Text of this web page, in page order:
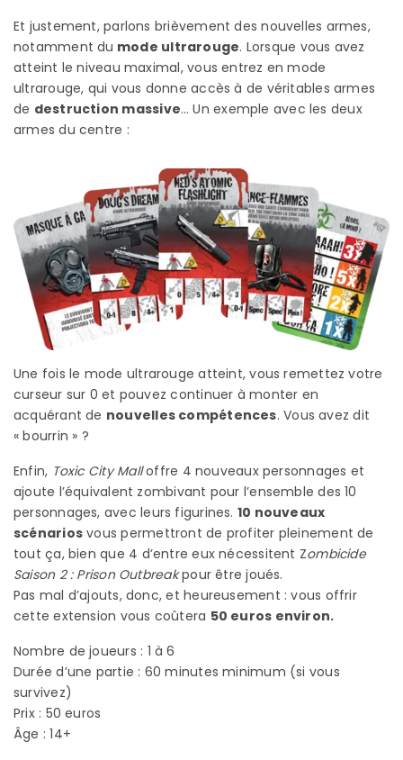
Et justement, parlons brièvement des nouvelles armes,
notamment du mode ultrarouge. Lorsque vous avez
atteint le niveau maximal, vous entrez en mode
ultrarouge, qui vous donne accès à de véritables armes
de destruction massive… Un exemple avec les deux
armes du centre :
Une fois le mode ultrarouge atteint, vous remettez votre
curseur sur 0 et pouvez continuer à monter en
acquérant de nouvelles compétences. Vous avez dit
« bourrin » ?
Enfin, Toxic City Malloffre 4 nouveaux personnages et
ajoute l’équivalent zombivant pour l’ensemble des 10
personnages, avec leurs figurines. 10 nouveaux
scénarios vous permettront de profiter pleinement de
tout ça, bien que 4 d’entre eux nécessitent Zombicide
Saison 2 : Prison Outbreakpour être joués.
Pas mal d’ajouts, donc, et heureusement : vous offrir
cette extension vous coûtera 50 euros environ.
Nombre de joueurs : 1 à 6
Durée d’une partie : 60 minutes minimum (si vous
survivez)
Prix : 50 euros
Âge : 14+